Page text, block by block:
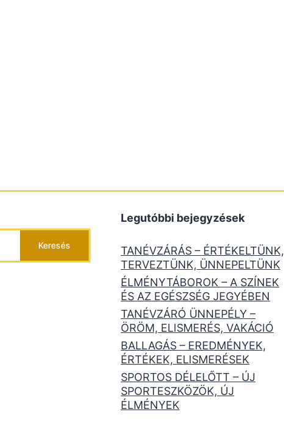
Keresés
Legutóbbi bejegyzések
TANÉVZÁRÁS – ÉRTÉKELTÜNK,
TERVEZTÜNK, ÜNNEPELTÜNK
ÉLMÉNYTÁBOROK – A SZÍNEK
ÉS AZ EGÉSZSÉG JEGYÉBEN
TANÉVZÁRÓ ÜNNEPÉLY –
ÖRÖM, ELISMERÉS, VAKÁCIÓ
BALLAGÁS – EREDMÉNYEK,
ÉRTÉKEK, ELISMERÉSEK
SPORTOS DÉLELŐTT – ÚJ
SPORTESZKÖZÖK, ÚJ
ÉLMÉNYEK